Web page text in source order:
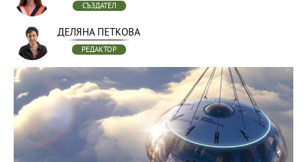
СЪЗДАТЕЛ
ДЕЛЯНА ПЕТКОВА
РЕДАКТОР